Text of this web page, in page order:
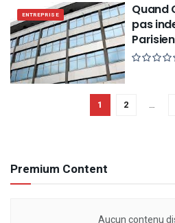
ENTREPRISE
Quand
pas
Parisien
1 2 …
Premium Content